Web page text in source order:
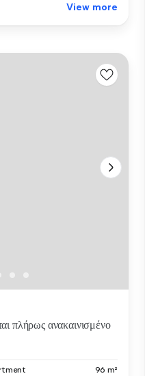
View more
πλήρως ανακαινισμένο
96 m²